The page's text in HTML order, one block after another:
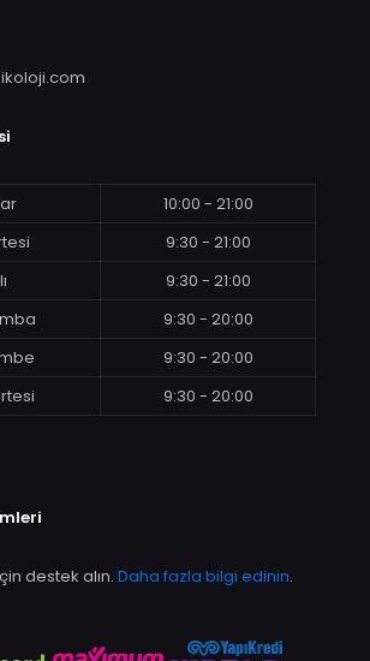
10:00 - 21:00
9:30 - 21:00
9:30 - 21:00
9:30 - 20:00
9:30 - 20:00
9:30 - 20:00
destek alın. Daha fazla bilgi edinin.